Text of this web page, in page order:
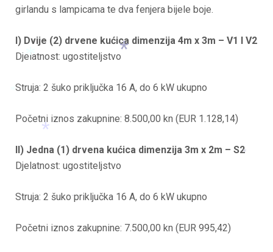
girlandu s lampicama te dva fenjera bijele boje.
I) Dvije (2) drvene kućica dimenzija 4m x 3m – V1 I V2
Djelatnost: ugostiteljstvo
Struja: 2 šuko priključka 16 A, do 6 kW ukupno
Početni iznos zakupnine: 8.500,00 kn (EUR 1.128,14)
II) Jedna (1) drvena kućica dimenzija 3m x 2m – S2
Djelatnost: ugostiteljstvo
Struja: 2 šuko priključka 16 A, do 6 kW ukupno
Početni iznos zakupnine: 7.500,00 kn (EUR 995,42)
* *
*
*